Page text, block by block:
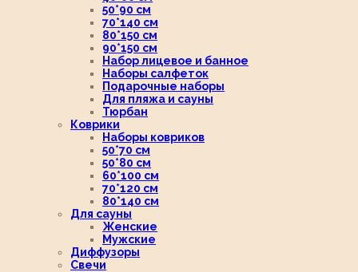
50*90 см
70*140 см
80*150 см
90*150 см
Набор лицевое и банное
Наборы салфеток
Подарочные наборы
Для пляжа и сауны
Тюрбан
Коврики
Наборы ковриков
50*70 см
50*80 см
60*100 см
70*120 см
80*140 см
Для сауны
Женские
Мужские
Диффузоры
Свечи